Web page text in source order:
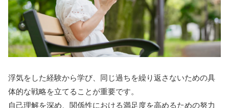
浮気をした経験から学び、同じ過ちを繰り返さないための具
体的な戦略を立てることが重要です。
自己理解を深め、関係性における満足度を高めるための努力